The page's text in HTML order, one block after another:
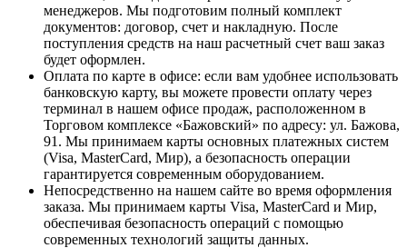
менеджеров. Мы подготовим полный комплект
документов: договор, счет и накладную. После
поступления средств на наш расчетный счет ваш заказ
будет оформлен.
Оплата по карте в офисе: если вам удобнее использовать
банковскую карту, вы можете провести оплату через
терминал в нашем офисе продаж, расположенном в
Торговом комплексе «Бажовский» по адресу: ул. Бажова,
91. Мы принимаем карты основных платежных систем
(Visa, MasterCard, Мир), а безопасность операции
гарантируется современным оборудованием.
Непосредственно на нашем сайте во время оформления
заказа. Мы принимаем карты Visa, MasterCard и Мир,
обеспечивая безопасность операций с помощью
современных технологий защиты данных.